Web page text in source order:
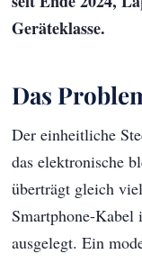
Geräteklasse.
Das
Der einheitliche
das elektronische
überträgt gleich
Smartphone-
ausgelegt. Ein